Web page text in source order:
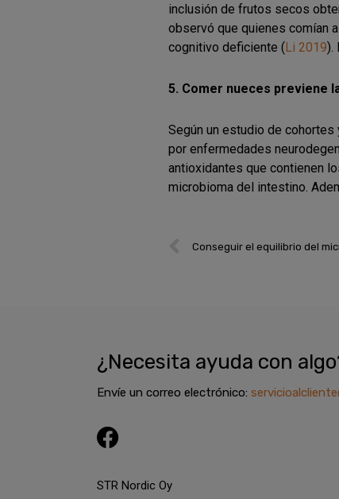
inclusión de frutos secos
observó que quienes comían
cognitivo deficiente (Li 2019).
5. Comer nueces previene
Según un estudio de
por enfermedades
antioxidantes que contienen
microbioma del intestino.
Prev
Conseguir el equilibrio del
¿Necesita ayuda con
Envíe un correo electrónico:
F
c
STR Nordic Oy